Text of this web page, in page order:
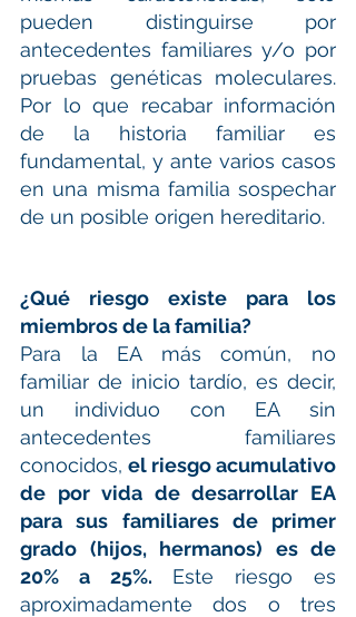
pueden distinguirse por
antecedentes familiares y/o por
pruebas genéticas moleculares.
Por lo que recabar información
de la historia familiar es
fundamental, y ante varios casos
en una misma familia sospechar
de un posible origen hereditario.
¿Qué riesgo existe para los
miembros de la familia?
Para la EA más común, no
familiar de inicio tardío, es decir,
un individuo con EA sin
antecedentes familiares
conocidos, el riesgo acumulativo
de por vida de desarrollar EA
para sus familiares de primer
grado (hijos, hermanos) es de
20% a 25%. Este riesgo es
aproximadamente dos o tres